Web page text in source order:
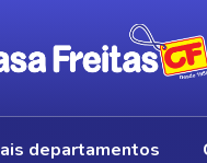
mais departamentos